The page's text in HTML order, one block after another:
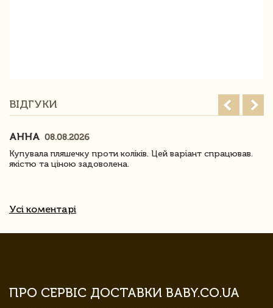
ВІДГУКИ
АННА 08.08.2026
Купувала пляшечку проти коліків. Цей варіант спрацював.
якістю та ціною задоволена.
Усі коментарі
ПРО СЕРВІС ДОСТАВКИ BABY.CO.UA